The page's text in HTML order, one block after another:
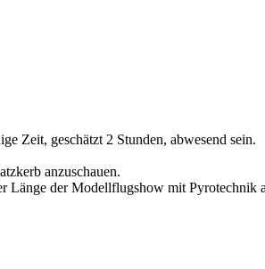
Zeit, geschätzt 2 Stunden, abwesend sein.
anzuschauen.
Länge der Modellflugshow mit Pyrotechnik